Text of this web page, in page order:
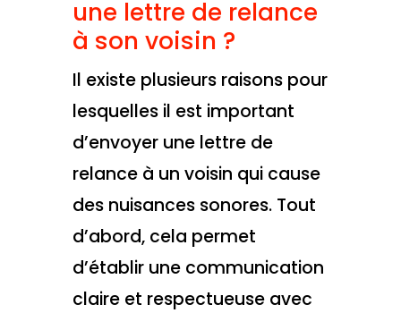
une lettre de relance
à son voisin ?
Il existe plusieurs raisons pour
lesquelles il est important
d’envoyer une lettre de
relance à un voisin qui cause
des nuisances sonores. Tout
d’abord, cela permet
d’établir une communication
claire et respectueuse avec